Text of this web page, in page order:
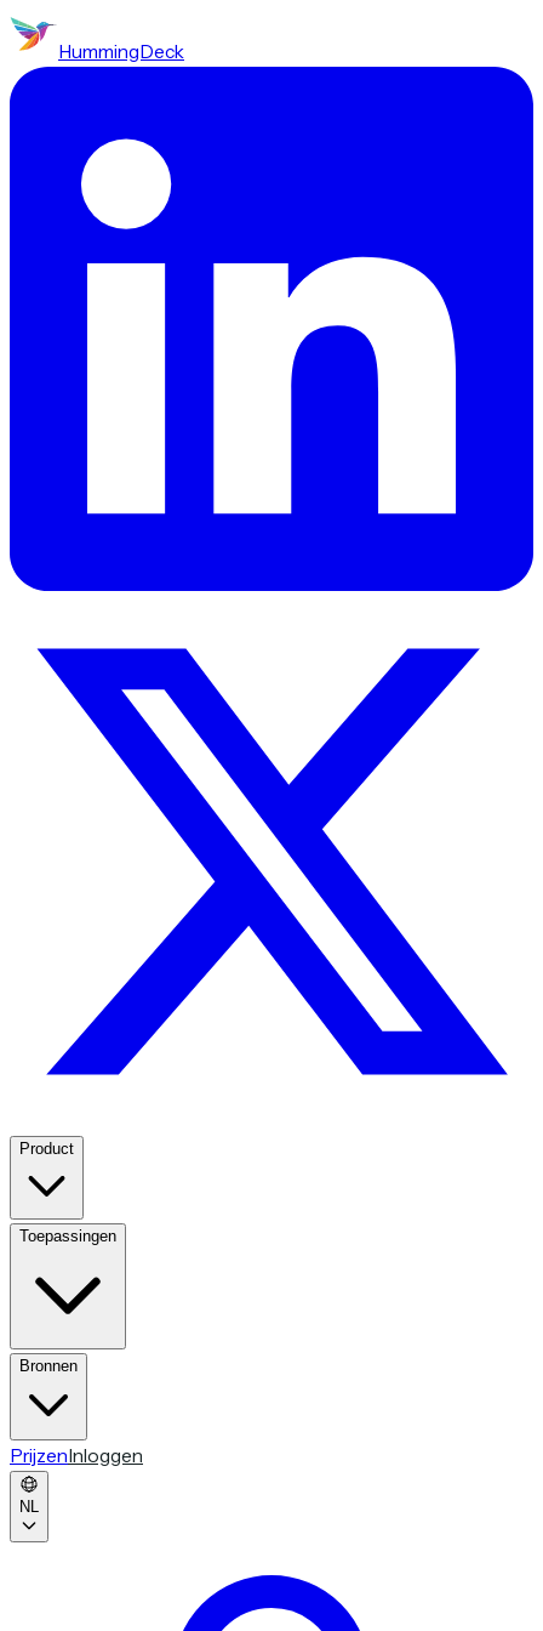
HummingDeck
Product
Toepassingen
Bronnen
PrijzenInloggen
NL